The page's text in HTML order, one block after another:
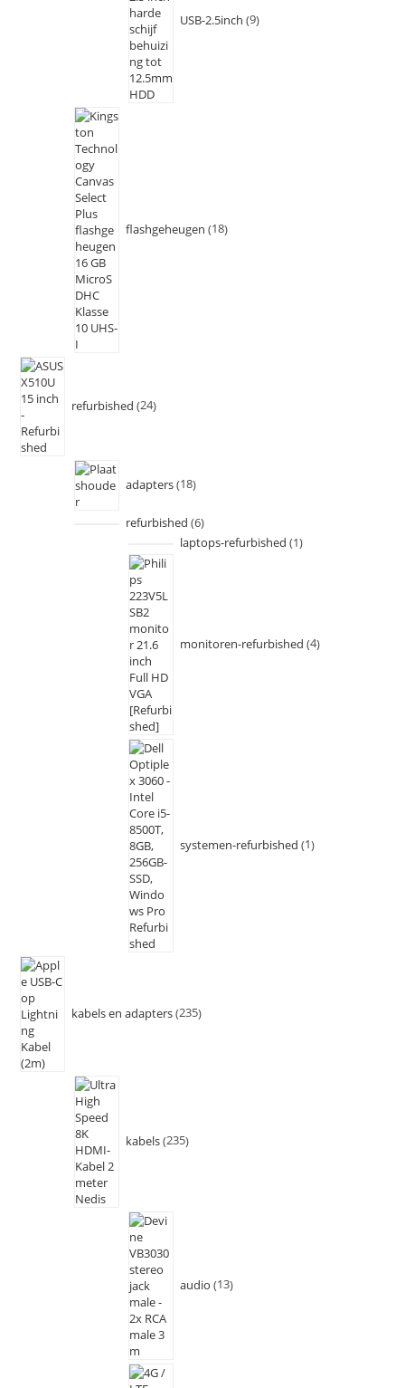
USB-2.5inch 9
flashgeheugen 18
refurbished 24
adapters 18
refurbished 6
laptops-refurbished 1
monitoren-refurbished 4
systemen-refurbished 1
kabels en adapters 235
kabels 235
audio 13